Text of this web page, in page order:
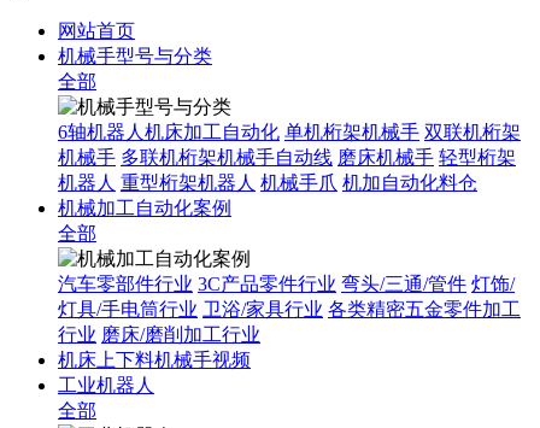
网站首页
机械手型号与分类
全部
6轴机器人机床加工自动化 单机桁架机械手 双联机桁架
机械手 多联机桁架机械手自动线 磨床机械手 轻型桁架
机器人 重型桁架机器人 机械手爪 机加自动化料仓
机械加工自动化案例
全部
汽车零部件行业 3C产品零件行业 弯头/三通/管件 灯饰/
灯具/手电筒行业 卫浴/家具行业 各类精密五金零件加工
行业 磨床/磨削加工行业
机床上下料机械手视频
工业机器人
全部